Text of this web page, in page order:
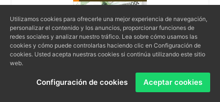
impuesto sobre sociedades : regíme...
Utilizamos cookies para ofrecerle una mejor experiencia de navegación,
personalizar el contenido y los anuncios, proporcionar funciones de
redes sociales y analizar nuestro tráfico. Lea sobre cómo usamos las
cookies y cómo puede controlarlas haciendo clic en Configuración de
cookies. Usted acepta nuestras cookies si continúa utilizando este sitio
web.
Configuración de cookies Aceptar cookies